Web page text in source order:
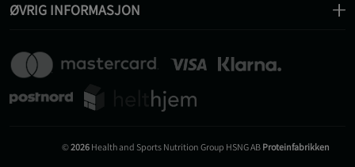
ØVRIG INFORMASJON
©2026 Health and Sports Nutrition Group HSNG AB Proteinfabrikken